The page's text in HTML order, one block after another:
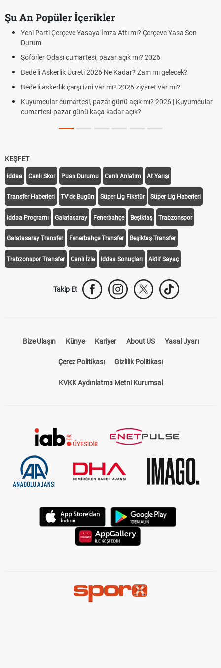
Şu An Popüler İçerikler
Yeni Parti Çerçeve Yasaya İmza Attı mı? Çerçeve Yasa Son
Durum
Şöförler Odası cumartesi, pazar açık mı? 2026
Bedelli Askerlik Ücreti 2026 Ne Kadar? Zam mı gelecek?
Bedelli askerlik çarşı izni var mı? 2026 ziyaret var mı?
Kuyumcular cumartesi, pazar günü açık mı? 2026 | Kuyumcular
cumartesi-pazar günü kaça kadar açık?
KEŞFET
iddaa Canlı Skor Puan Durumu Canlı Anlatım At Yarışı
Transfer Haberleri TV'de Bugün Süper Lig Fikstür Süper Lig Haberleri
iddaa Programı Galatasaray Fenerbahçe Beşiktaş Trabzonspor
Galatasaray Transfer Fenerbahçe Transfer Beşiktaş Transfer
Trabzonspor Transfer Canlı İzle iddaa Sonuçları Aktif Sayaç
Takip Et
Bize Ulaşın Künye Kariyer About US Yasal Uyarı
Çerez Politikası Gizlilik Politikası
KVKK Aydınlatma Metni Kurumsal